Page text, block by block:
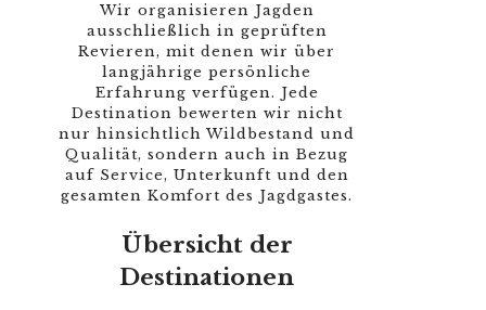
Wir organisieren Jagden
ausschließlich in geprüften
Revieren, mit denen wir über
langjährige persönliche
Erfahrung verfügen. Jede
Destination bewerten wir nicht
nur hinsichtlich Wildbestand und
Qualität, sondern auch in Bezug
auf Service, Unterkunft und den
gesamten Komfort des Jagdgastes.
Übersicht der
Destinationen